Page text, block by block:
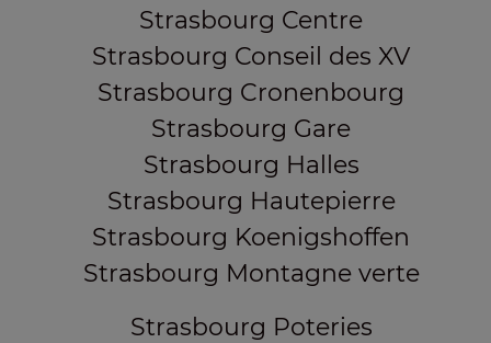
Strasbourg Centre
Strasbourg Conseil des XV
Strasbourg Cronenbourg
Strasbourg Gare
Strasbourg Halles
Strasbourg Hautepierre
Strasbourg Koenigshoffen
Strasbourg Montagne verte
Strasbourg Poteries